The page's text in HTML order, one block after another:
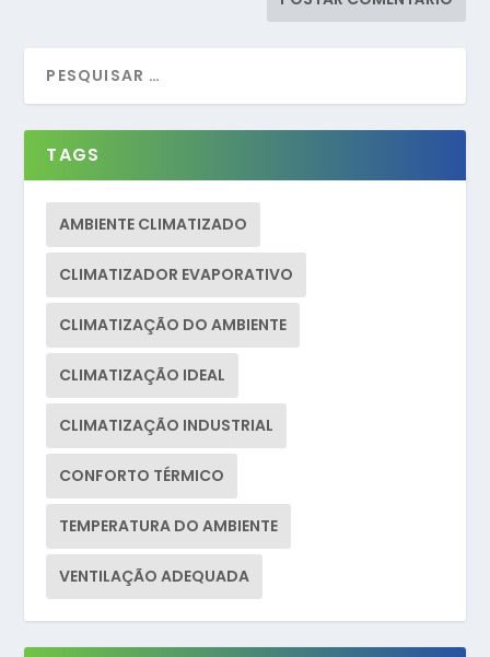
TAGS
AMBIENTE CLIMATIZADO
CLIMATIZADOR EVAPORATIVO
CLIMATIZAÇÃO DO AMBIENTE
CLIMATIZAÇÃO IDEAL
CLIMATIZAÇÃO INDUSTRIAL
CONFORTO TÉRMICO
TEMPERATURA DO AMBIENTE
VENTILAÇÃO ADEQUADA